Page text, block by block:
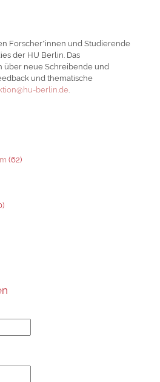
Forscher*innen und Studierende
der HU Berlin. Das
über neue Schreibende und
und thematische
berlin.de.
(62)